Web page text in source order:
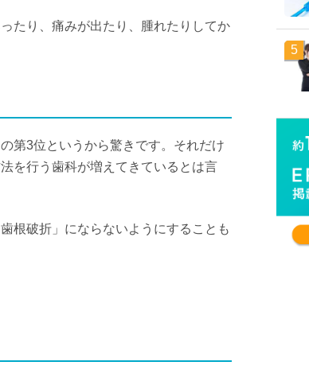
たり、痛みが出たり、腫れたりしてか
第3位というから驚きです。それだけ
を行う歯科が増えてきているとは言
根破折」にならないようにすることも